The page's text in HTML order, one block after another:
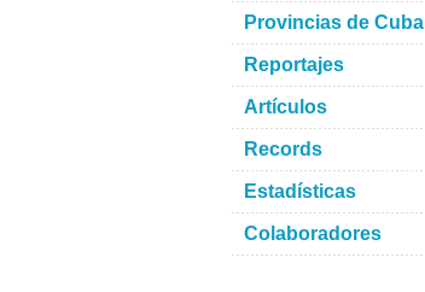
Provincias de Cuba
Reportajes
Artículos
Records
Estadísticas
Colaboradores